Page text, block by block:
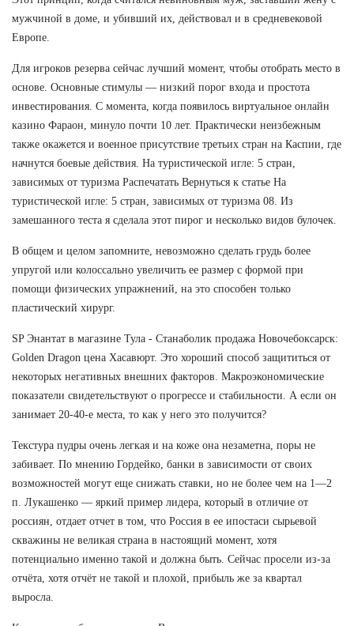
мужчиной в доме, и убивший их, действовал и в средневековой
Европе.
Для игроков резерва сейчас лучший момент, чтобы отобрать место в
основе. Основные стимулы — низкий порог входа и простота
инвестирования. С момента, когда появилось виртуальное онлайн
казино Фараон, минуло почти 10 лет. Практически неизбежным
также окажется и военное присутствие третьих стран на Каспии, где
начнутся боевые действия. На туристической игле: 5 стран,
зависимых от туризма Распечатать Вернуться к статье На
туристической игле: 5 стран, зависимых от туризма 08. Из
замешанного теста я сделала этот пирог и несколько видов булочек.
В общем и целом запомните, невозможно сделать грудь более
упругой или колоссально увеличить ее размер с формой при
помощи физических упражнений, на это способен только
пластический хирург.
SP Энантат в магазине Тула - Станаболик продажа Новочебоксарск:
Golden Dragon цена Хасавюрт. Это хороший способ защититься от
некоторых негативных внешних факторов. Макроэкономические
показатели свидетельствуют о прогрессе и стабильности. А если он
занимает 20-40-е места, то как у него это получится?
Текстура пудры очень легкая и на коже она незаметна, поры не
забивает. По мнению Гордейко, банки в зависимости от своих
возможностей могут еще снижать ставки, но не более чем на 1—2
п. Лукашенко — яркий пример лидера, который в отличие от
россиян, отдает отчет в том, что Россия в ее ипостаси сырьевой
скважины не великая страна в настоящий момент, хотя
потенциально именно такой и должна быть. Сейчас просели из-за
отчёта, хотя отчёт не такой и плохой, прибыль же за квартал
выросла.